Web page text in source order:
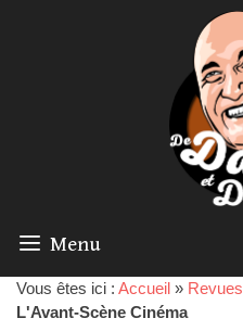
Menu
Vous êtes ici : Accueil » Revues
L'Avant-Scène Cinéma